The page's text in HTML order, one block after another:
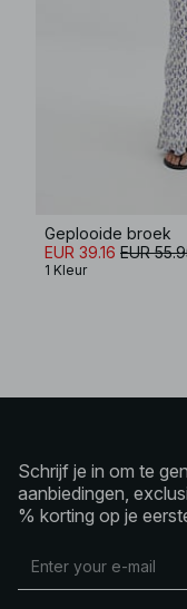
Geplooide broek
EUR 39.16 EUR
1 Kleur
Schrijf je in om te
aanbiedingen,
% korting op je